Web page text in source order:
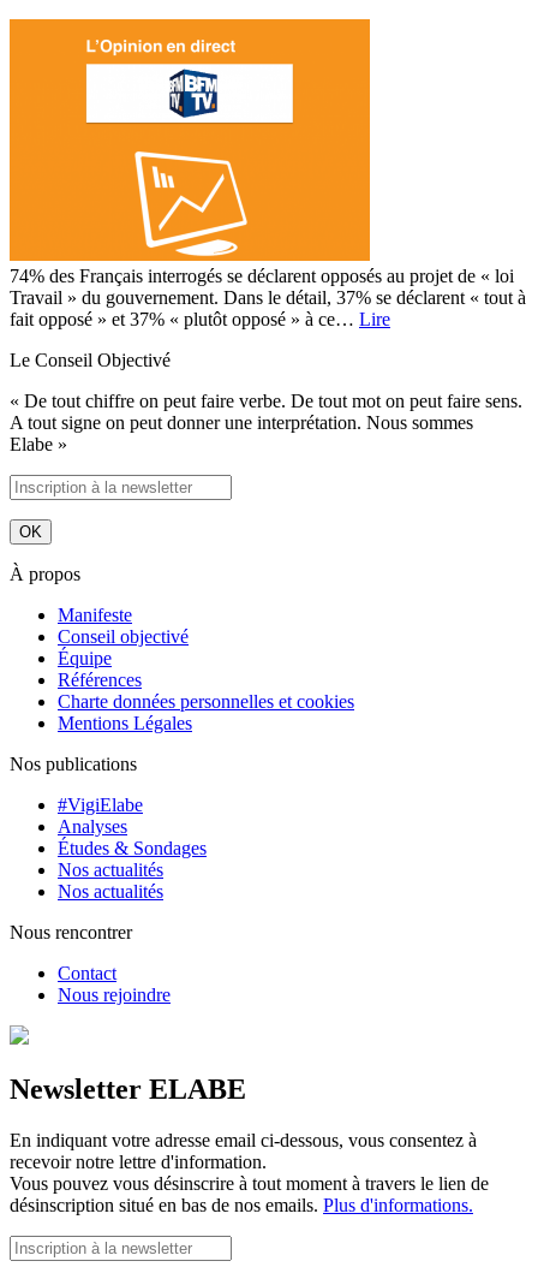
74% des Français interrogés se déclarent opposés au projet de « loi
Travail » du gouvernement. Dans le détail, 37% se déclarent « tout à
fait opposé » et 37% « plutôt opposé » à ce… Lire
Le Conseil Objectivé
« De tout chiffre on peut faire verbe. De tout mot on peut faire sens.
A tout signe on peut donner une interprétation. Nous sommes
Elabe »
À propos
Manifeste
Conseil objectivé
Équipe
Références
Charte données personnelles et cookies
Mentions Légales
Nos publications
#VigiElabe
Analyses
Études & Sondages
Nos actualités
Nos actualités
Nous rencontrer
Contact
Nous rejoindre
Newsletter ELABE
En indiquant votre adresse email ci-dessous, vous consentez à
recevoir notre lettre d'information.
Vous pouvez vous désinscrire à tout moment à travers le lien de
désinscription situé en bas de nos emails. Plus d'informations.